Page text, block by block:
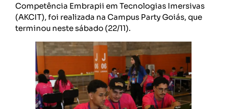
Competência Embrapii em Tecnologias Imersivas
(AKCIT), foi realizada na Campus Party Goiás, que
terminou neste sábado (22/11).